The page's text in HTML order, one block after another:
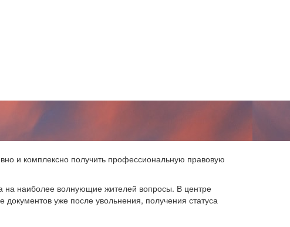
и комплексно получить профессиональную правовую
на наиболее волнующие жителей вопросы. В центре
уже после увольнения, получения статуса